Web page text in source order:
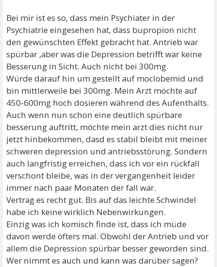
Bei mir ist es so, dass mein Psychiater in der
Psychiatrie eingesehen hat, dass bupropion nicht
den gewünschten Effekt gebracht hat. Antrieb war
spürbar ,aber was die Depression betrifft war keine
Besserung in Sicht. Auch nicht bei 300mg.
Würde darauf hin um gestellt auf moclobemid und
bin mittlerweile bei 300mg. Mein Arzt möchte auf
450-600mg hoch dosieren während des Aufenthalts.
Auch wenn nun schon eine deutlich spürbare
besserung auftritt, möchte mein arzt dies nicht nur
jetzt hinbekommen, dasd es stabil bleibt mit meiner
schweren depression und antriebsstörung. Sondern
auch langfristig erreichen, dass ich vor ein rückfall
verschont bleibe, was in der vergangenheit leider
immer nach paar Monaten der fall war.
Vertrag es recht gut. Bis auf das leichte Schwindel
habe ich keine wirklich Nebenwirkungen.
Einzig was ich komisch finde ist, dass ich müde
davon werde öfters mal. Obwohl der Antrieb und vor
allem die Depression spürbar besser geworden sind.
Wer nimmt es auch und kann was darüber sagen?